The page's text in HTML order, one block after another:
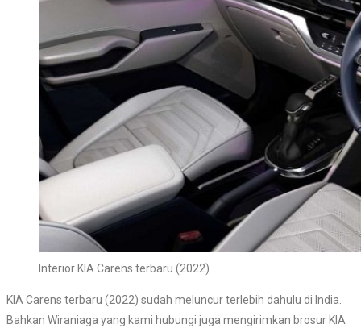
Interior KIA Carens terbaru (2022)
KIA Carens terbaru (2022) sudah meluncur terlebih dahulu di India.
Bahkan Wiraniaga yang kami hubungi juga mengirimkan brosur KIA